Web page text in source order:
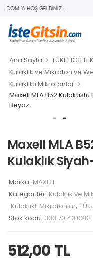
'A HOŞ GELDINIZ..
Ana Sayfa > TÜKETİCİ
Kulaklık ve Mikrofon ve
Kulaklıklı Mikrofonlar >
Maxell MLA B52
Beyaz
Maxell MLA
Kulaklık
Marka: MAXELL
Kategoriler: Kulaklık ve
Kulaklıklı Mikrofonlar,
Stok kodu: 300.70.40.0201
512,00 TL